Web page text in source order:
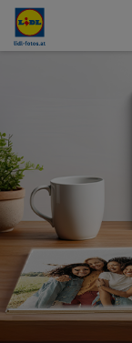
UNSERE
Sortimente
Lidl Plus
Lidl Connect
Lidl Energie
Reisen